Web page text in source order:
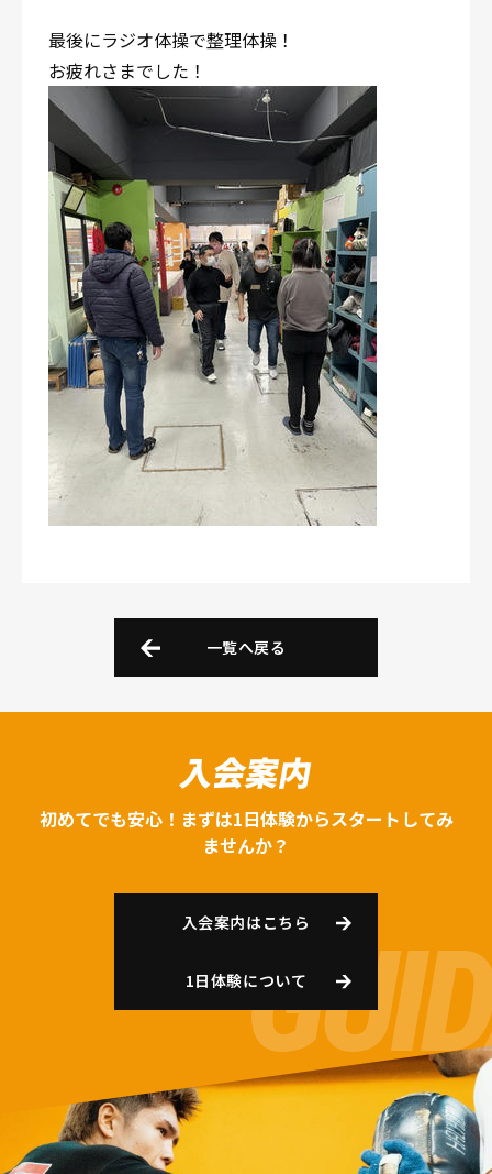
最後にラジオ体操で整理体操！
お疲れさまでした！
一覧へ戻る
入会案内
初めてでも安心！まずは1日体験からスタートしてみ
ませんか？
入会案内はこちら
1日体験について